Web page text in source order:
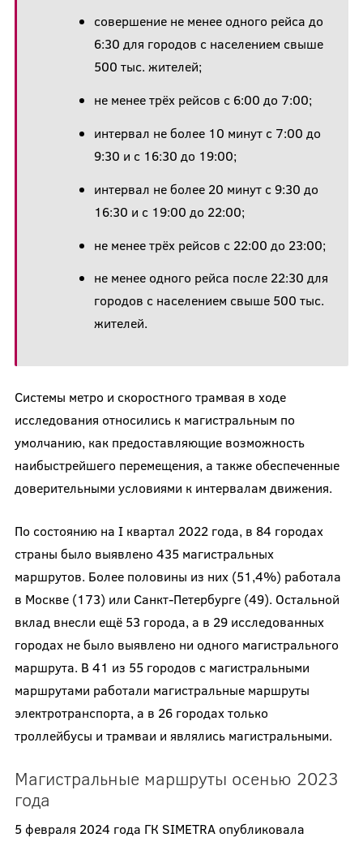
совершение не менее одного рейса до
6:30 для городов с населением свыше
500 тыс. жителей;
не менее трёх рейсов с 6:00 до 7:00;
интервал не более 10 минут с 7:00 до
9:30 и с 16:30 до 19:00;
интервал не более 20 минут с 9:30 до
16:30 и с 19:00 до 22:00;
не менее трёх рейсов с 22:00 до 23:00;
не менее одного рейса после 22:30 для
городов с населением свыше 500 тыс.
жителей.
Системы метро и скоростного трамвая в ходе
исследования относились к магистральным по
умолчанию, как предоставляющие возможность
наибыстрейшего перемещения, а также обеспеченные
доверительными условиями к интервалам движения.
По состоянию на I квартал 2022 года, в 84 городах
страны было выявлено 435 магистральных
маршрутов. Более половины из них (51,4%) работала
в Москве (173) или Санкт-Петербурге (49). Остальной
вклад внесли ещё 53 города, а в 29 исследованных
городах не было выявлено ни одного магистрального
маршрута. В 41 из 55 городов с магистральными
маршрутами работали магистральные маршруты
электротранспорта, а в 26 городах только
троллейбусы и трамваи и являлись магистральными.
Магистральные маршруты осенью 2023
года
5 февраля 2024 года ГК SIMETRA опубликовала